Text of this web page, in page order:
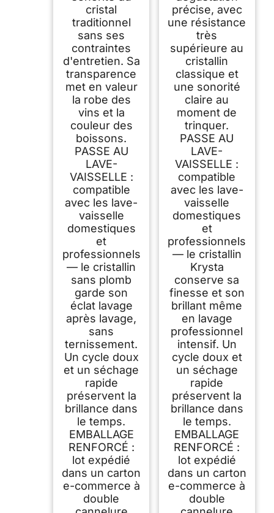
cristal
traditionnel
sans ses
contraintes
d'entretien. Sa
transparence
met en valeur
la robe des
vins et la
couleur des
boissons.
PASSE AU
LAVE-
VAISSELLE :
compatible
avec les lave-
vaisselle
domestiques
et
professionnels
— le cristallin
sans plomb
garde son
éclat lavage
après lavage,
sans
ternissement.
Un cycle doux
et un séchage
rapide
préservent la
brillance dans
le temps.
EMBALLAGE
RENFORCÉ :
lot expédié
dans un carton
e-commerce à
double
précise, avec
une résistance
très
supérieure au
cristallin
classique et
une sonorité
claire au
moment de
trinquer.
PASSE AU
LAVE-
VAISSELLE :
compatible
avec les lave-
vaisselle
domestiques
et
professionnels
— le cristallin
Krysta
conserve sa
finesse et son
brillant même
en lavage
professionnel
intensif. Un
cycle doux et
un séchage
rapide
préservent la
brillance dans
le temps.
EMBALLAGE
RENFORCÉ :
lot expédié
dans un carton
e-commerce à
double